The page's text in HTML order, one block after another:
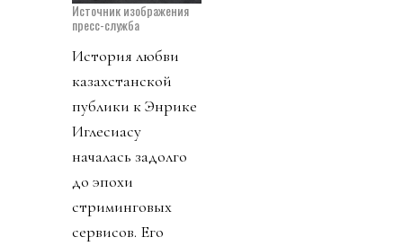
Источник изображения
пресс-служба
История любви
казахстанской
публики к Энрике
Иглесиасу
началась задолго
до эпохи
стриминговых
сервисов. Его